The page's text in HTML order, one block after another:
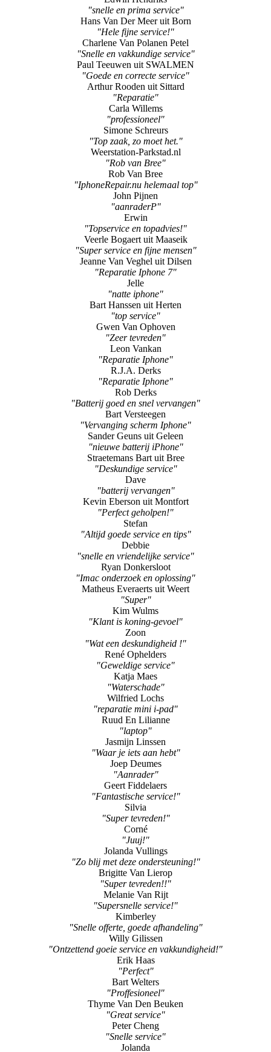
"snelle en prima service"
Hans Van Der Meer uit Born
"Hele fijne service!"
Charlene Van Polanen Petel
"Snelle en vakkundige service"
Paul Teeuwen uit SWALMEN
"Goede en correcte service"
Arthur Rooden uit Sittard
"Reparatie"
Carla Willems
"professioneel"
Simone Schreurs
"Top zaak, zo moet het."
Weerstation-Parkstad.nl
"Rob van Bree"
Rob Van Bree
"IphoneRepair.nu helemaal top"
John Pijnen
"aanraderP"
Erwin
"Topservice en topadvies!"
Veerle Bogaert uit Maaseik
"Super service en fijne mensen"
Jeanne Van Veghel uit Dilsen
"Reparatie Iphone 7"
Jelle
"natte iphone"
Bart Hanssen uit Herten
"top service"
Gwen Van Ophoven
"Zeer tevreden"
Leon Vankan
"Reparatie Iphone"
R.J.A. Derks
"Reparatie Iphone"
Rob Derks
"Batterij goed en snel vervangen"
Bart Versteegen
"Vervanging scherm Iphone"
Sander Geuns uit Geleen
"nieuwe batterij iPhone"
Straetemans Bart uit Bree
"Deskundige service"
Dave
"batterij vervangen"
Kevin Eberson uit Montfort
"Perfect geholpen!"
Stefan
"Altijd goede service en tips"
Debbie
"snelle en vriendelijke service"
Ryan Donkersloot
"Imac onderzoek en oplossing"
Matheus Everaerts uit Weert
"Super"
Kim Wulms
"Klant is koning-gevoel"
Zoon
"Wat een deskundigheid !"
René Ophelders
"Geweldige service"
Katja Maes
"Waterschade"
Wilfried Lochs
"reparatie mini i-pad"
Ruud En Lilianne
"laptop"
Jasmijn Linssen
"Waar je iets aan hebt"
Joep Deumes
"Aanrader"
Geert Fiddelaers
"Fantastische service!"
Silvia
"Super tevreden!"
Corné
"Juuj!"
Jolanda Vullings
"Zo blij met deze ondersteuning!"
Brigitte Van Lierop
"Super tevreden!!"
Melanie Van Rijt
"Supersnelle service!"
Kimberley
"Snelle offerte, goede afhandeling"
Willy Gilissen
"Ontzettend goeie service en vakkundigheid!"
Erik Haas
"Perfect"
Bart Welters
"Proffesioneel"
Thyme Van Den Beuken
"Great service"
Peter Cheng
"Snelle service"
Jolanda